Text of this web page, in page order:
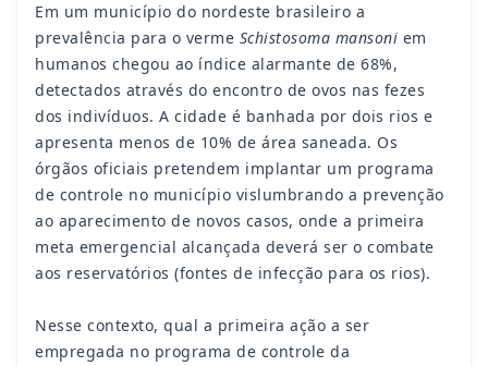
Em um município do nordeste brasileiro a
prevalência para o verme Schistosoma mansoni em
humanos chegou ao índice alarmante de 68%,
detectados através do encontro de ovos nas fezes
dos indivíduos. A cidade é banhada por dois rios e
apresenta menos de 10% de área saneada. Os
órgãos oficiais pretendem implantar um programa
de controle no município vislumbrando a prevenção
ao aparecimento de novos casos, onde a primeira
meta emergencial alcançada deverá ser o combate
aos reservatórios (fontes de infecção para os rios).
Nesse contexto, qual a primeira ação a ser
empregada no programa de controle da